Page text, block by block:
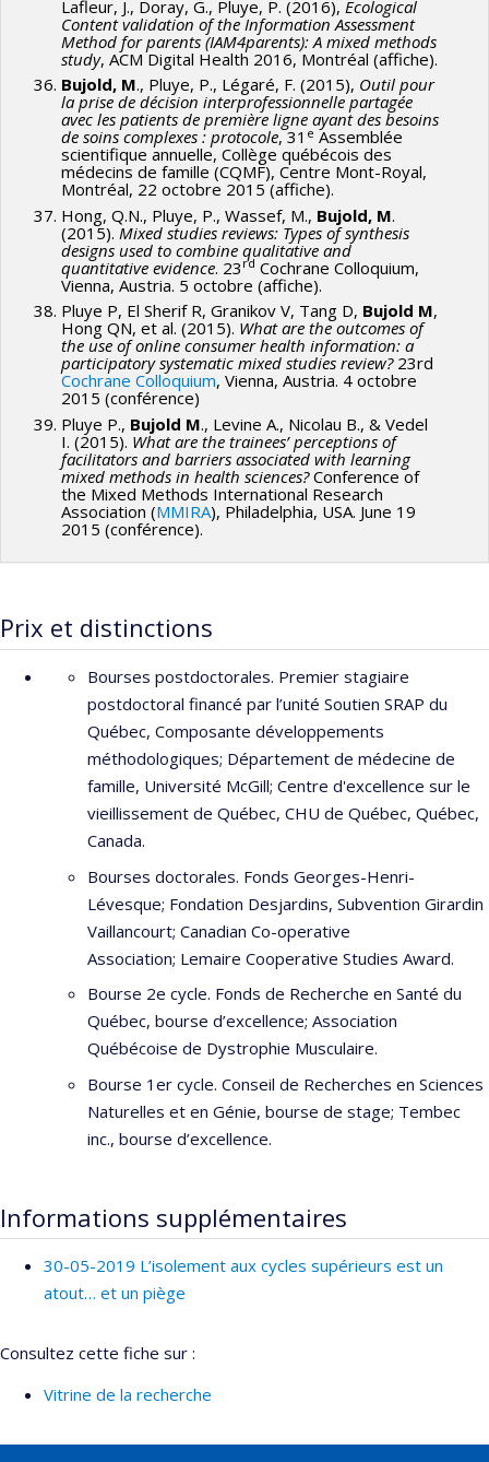
Lafleur, J., Doray, G., Pluye, P. (2016), Ecological
Content validation of the Information Assessment
Method for parents (IAM4parents): A mixed methods
study, ACM Digital Health 2016, Montréal (affiche).
Bujold, M., Pluye, P., Légaré, F. (2015), Outil pour
la prise de décision interprofessionnelle partagée
avec les patients de première ligne ayant des besoins
de soins complexes : protocole, 31 e Assemblée
scientifique annuelle, Collège québécois des
médecins de famille (CQMF), Centre Mont-Royal,
Montréal, 22 octobre 2015 (affiche).
Hong, Q.N., Pluye, P., Wassef, M., Bujold, M.
(2015). Mixed studies reviews: Types of synthesis
designs used to combine qualitative and
quantitative evidence. 23 rd Cochrane Colloquium,
Vienna, Austria. 5 octobre (affiche).
Pluye P, El Sherif R, Granikov V, Tang D, Bujold M,
Hong QN, et al. (2015). What are the outcomes of
the use of online consumer health information: a
participatory systematic mixed studies review? 23rd
Cochrane Colloquium, Vienna, Austria. 4 octobre
2015 (conférence)
Pluye P., Bujold M., Levine A., Nicolau B., & Vedel
I. (2015). What are the trainees’ perceptions of
facilitators and barriers associated with learning
mixed methods in health sciences?Conference of
the Mixed Methods International Research
Association (MMIRA), Philadelphia, USA. June 19
2015 (conférence).
Prix et distinctions
Bourses postdoctorales. Premier stagiaire
postdoctoral financé par l’unité Soutien SRAP du
Québec, Composante développements
méthodologiques; Département de médecine de
famille, Université McGill; Centre d'excellence sur le
vieillissement de Québec, CHU de Québec, Québec,
Canada.
Bourses doctorales. Fonds Georges-Henri-
Lévesque; Fondation Desjardins, Subvention Girardin
Vaillancourt; Canadian Co-operative
Association; Lemaire Cooperative Studies Award.
Bourse 2e cycle. Fonds de Recherche en Santé du
Québec, bourse d’excellence; Association
Québécoise de Dystrophie Musculaire.
Bourse 1er cycle. Conseil de Recherches en Sciences
Naturelles et en Génie, bourse de stage; Tembec
inc., bourse d’excellence.
Informations supplémentaires
30-05-2019 L’isolement aux cycles supérieurs est un
atout… et un piège
Consultez cette fiche sur :
Vitrine de la recherche